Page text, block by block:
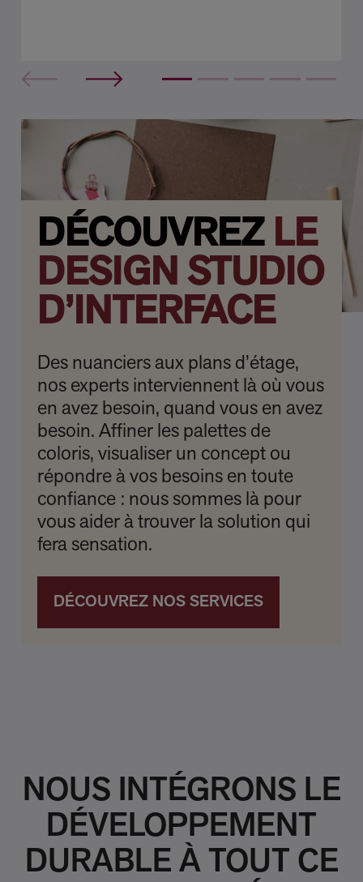
DÉCOUVREZ LE
DESIGN STUDIO
D’INTERFACE
Des nuanciers aux plans d’étage,
nos experts interviennent là où vous
en avez besoin, quand vous en avez
besoin. Affiner les palettes de
coloris, visualiser un concept ou
répondre à vos besoins en toute
confiance : nous sommes là pour
vous aider à trouver la solution qui
fera sensation.
DÉCOUVREZ NOS SERVICES
NOUS INTÉGRONS LE
DÉVELOPPEMENT
DURABLE À TOUT CE